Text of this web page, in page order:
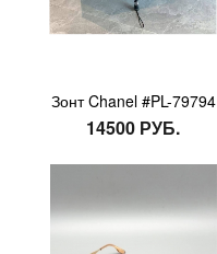
Зонт Chanel #PL-79794
14500 РУБ.